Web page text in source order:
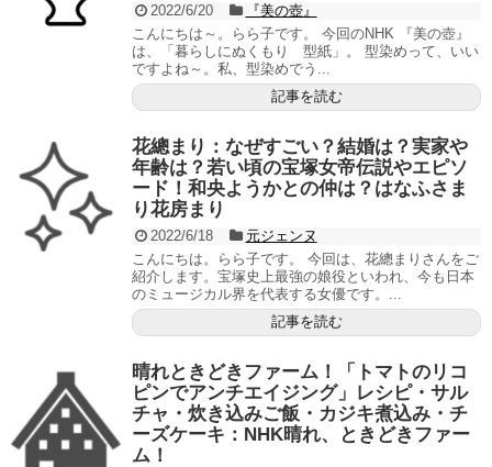
2022/6/20
『美の壺』
こんにちは～。らら子です。 今回のNHK 『美の壺』
は、「暮らしにぬくもり 型紙」。 型染めって、いい
ですよね～。私、型染めでう...
記事を読む
花總まり：なぜすごい？結婚は？実家や
年齢は？若い頃の宝塚女帝伝説やエピソ
ード！和央ようかとの仲は？はなふさま
り花房まり
2022/6/18
元ジェンヌ
こんにちは。らら子です。 今回は、花總まりさんをご
紹介します。宝塚史上最強の娘役といわれ、今も日本
のミュージカル界を代表する女優です。...
記事を読む
晴れときどきファーム！「トマトのリコ
ピンでアンチエイジング」レシピ・サル
チャ・炊き込みご飯・カジキ煮込み・チ
ーズケーキ：NHK晴れ、ときどきファー
ム！